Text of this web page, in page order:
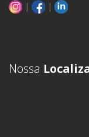
|
|
Nossa